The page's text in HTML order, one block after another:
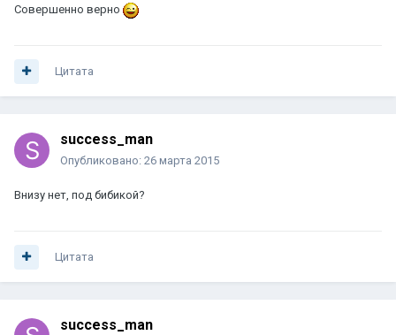
Совершенно верно
Цитата
success_man
Опубликовано: 26 марта 2015
Внизу нет, под бибикой?
Цитата
success_man